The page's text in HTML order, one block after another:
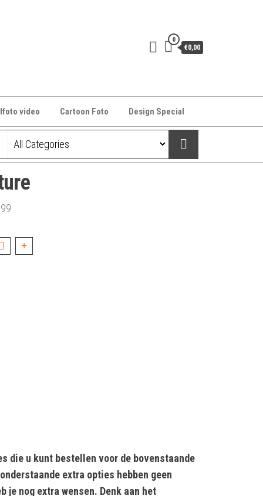
0
€0,00
video Cartoon Foto Design Special
die u kunt bestellen voor de bovenstaande
extra opties hebben geen
je nog extra wensen. Denk aan het